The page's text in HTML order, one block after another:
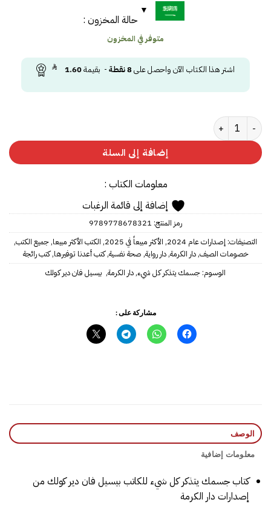
حالة المخزون :
متوفر في المخزون
اشتر هذا الكتاب الآن واحصل على8نقطة- بقيمة1.60
كمية جسمك يتذكر كل شيء
إضافة إلى السلة
معلومات الكتاب :
إضافة إلى قائمة الرغبات
رمز المنتج: 9789778678321‎‎
التصنيفات: إصدارات عام 2024 , الأكثر مبيعاً في 2025 , الكتب الأكثر مبيعا,جميع الكتب,
خصومات الصيف,دار الكرمة,دار رواية, صحة نفسية,كتب أعدنا توفيرها,كتب رائجة
الوسوم: جسمك يتذكر كل شيء,دار الكرمة,
مشاركة على :
الوصف
معلومات إضافية
كتاب جسمك يتذكر كل شيء للكاتب‎ بيسيل فان دير كولك‎ من
إصدارات دار الكرمة